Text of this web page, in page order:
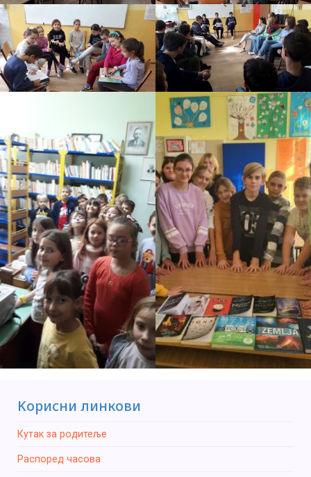
Kорисни линкови
Кутак за родитеље
Распоред часова